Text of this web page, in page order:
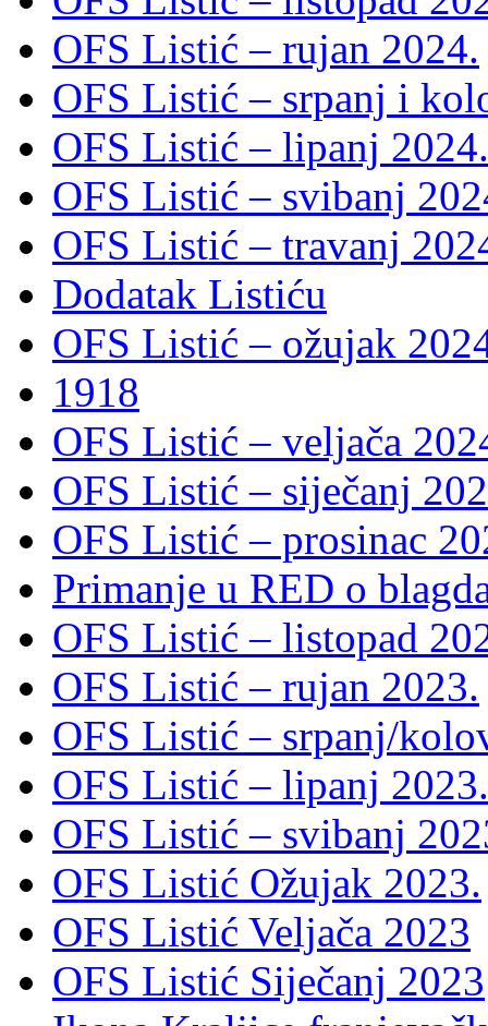
OFS Listić – rujan 2024.
OFS Listić – srpanj i
OFS Listić – lipanj 2024.
OFS Listić – svibanj
OFS Listić – travanj
Dodatak Listiću
OFS Listić – ožujak
1918
OFS Listić – veljača
OFS Listić – siječanj
OFS Listić – prosinac
Primanje u RED o
OFS Listić – listopad
OFS Listić – rujan 2023.
OFS Listić – srpanj/
OFS Listić – lipanj 2023.
OFS Listić – svibanj
OFS Listić Ožujak 2023.
OFS Listić Veljača 2023
OFS Listić Siječanj 2023